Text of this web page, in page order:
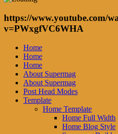
https://www.youtube.com/
v=PWxgfVC6WHA
Home
Home
Home
About Supermag
About Supermag
Post Head Modes
Template
Home Template
Home Full Width
Home Blog Style